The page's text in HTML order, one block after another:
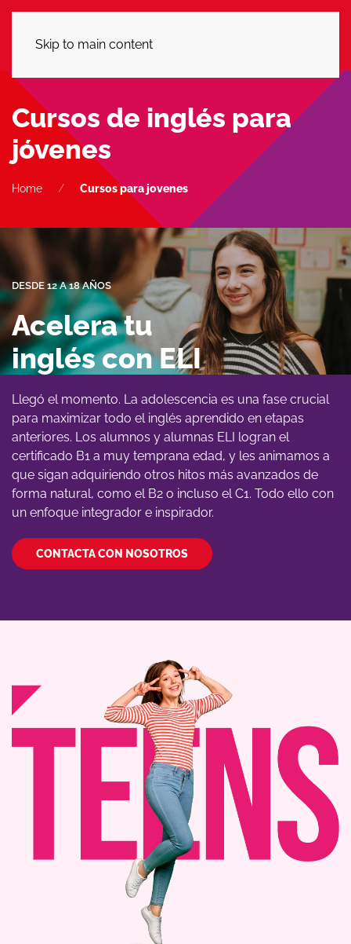
Skip to main content
Cursos de inglés para
jóvenes
Home Cursos para jovenes
DESDE 12 A 18 AÑOS
Acelera tu
inglés con ELI
Llegó el momento. La adolescencia es una fase crucial
para maximizar todo el inglés aprendido en etapas
anteriores. Los alumnos y alumnas ELI logran el
certificado B1 a muy temprana edad, y les animamos a
que sigan adquiriendo otros hitos más avanzados de
forma natural, como el B2 o incluso el C1. Todo ello con
un enfoque integrador e inspirador.
CONTACTA CON NOSOTROS